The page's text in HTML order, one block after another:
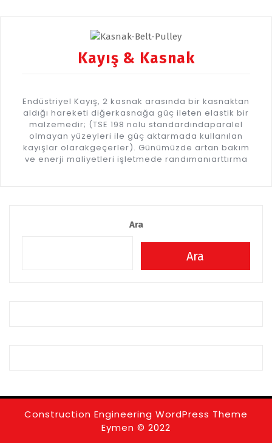
Kayış & Kasnak
Endüstriyel Kayış, 2 kasnak arasında bir kasnaktan
aldığı hareketi diğerkasnağa güç ileten elastik bir
malzemedir; (TSE 198 nolu standardındaparalel
olmayan yüzeyleri ile güç aktarmada kullanılan
kayışlar olarakgeçerler). Günümüzde artan bakım
ve enerji maliyetleri işletmede randımanıarttırma
Ara
Ara
Construction Engineering WordPress Theme
Eymen © 2022